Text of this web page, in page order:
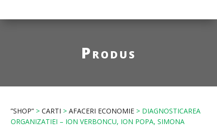
Produs
”SHOP” >CARTI >AFACERI ECONOMIE > DIAGNOSTICAREA
ORGANIZATIEI – ION VERBONCU, ION POPA, SIMONA